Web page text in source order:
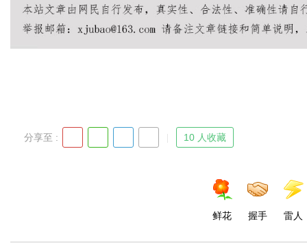
分享至 : 10 人收藏
鲜花 握手 雷人